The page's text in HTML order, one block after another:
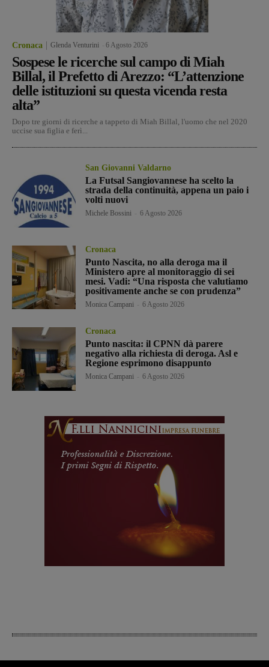
Cronaca Glenda Venturini 6 Agosto 2026
Sospese le ricerche sul campo di Miah
Billal, il Prefetto di Arezzo: “L’attenzione
delle istituzioni su questa vicenda resta
alta”
Dopo tre giorni di ricerche a tappeto di Miah Billal, l'uomo che nel 2020
uccise sua figlia e ferì...
San Giovanni Valdarno
La Futsal Sangiovannese ha scelto la
strada della continuità, appena un paio i
volti nuovi
Michele Bossini 6 Agosto 2026
Cronaca
Punto Nascita, no alla deroga ma il
Ministero apre al monitoraggio di sei
mesi. Vadi: “Una risposta che valutiamo
positivamente anche se con prudenza”
Monica Campani 6 Agosto 2026
Cronaca
Punto nascita: il CPNN dà parere
negativo alla richiesta di deroga. Asl e
Regione esprimono disappunto
Monica Campani 6 Agosto 2026